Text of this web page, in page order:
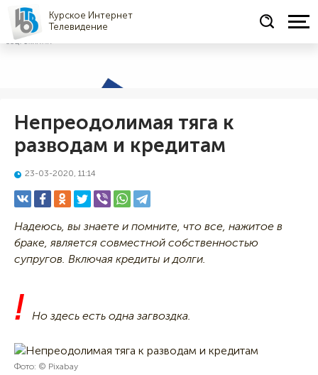
Курское Интернет
Телевидение
СОЦРЕКЛАМА
Непреодолимая тяга к
разводам и кредитам
23-03-2020, 11:14
Надеюсь, вы знаете и помните, что все, нажитое в
браке, является совместной собственностью
супругов. Включая кредиты и долги.
! Но здесь есть одна загвоздка.
Фото: © Pixabay